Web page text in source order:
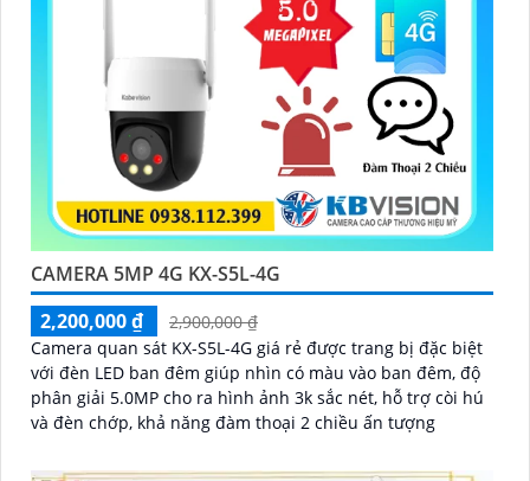
CAMERA 5MP 4G KX-S5L-4G
2,200,000 ₫
2,900,000 ₫
Camera quan sát KX-S5L-4G giá rẻ được trang bị đặc biệt
với đèn LED ban đêm giúp nhìn có màu vào ban đêm, độ
phân giải 5.0MP cho ra hình ảnh 3k sắc nét, hỗ trợ còi hú
và đèn chớp, khả năng đàm thoại 2 chiều ấn tượng